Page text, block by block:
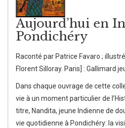
Aujourd’hui en
Pondichéry
Raconté par Patrice Favaro ;
Florent Silloray. Paris] : Gallimard
Dans chaque ouvrage de cette
vie à un moment particulier de
titre, Nandita, jeune Indienne de
vie quotidienne à Pondichéry: la